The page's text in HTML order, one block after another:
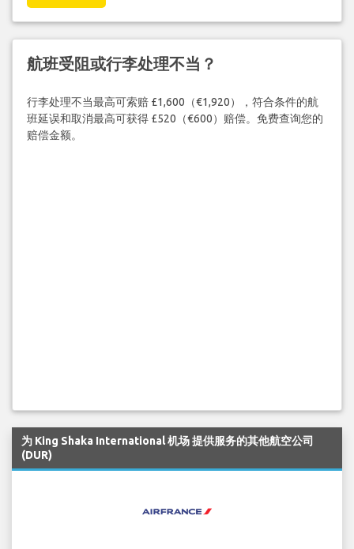
航班受阻或行李处理不当？
行李处理不当最高可索赔 £1,600（€1,920），符合条件的航
班延误和取消最高可获得 £520（€600）赔偿。免费查询您的
赔偿金额。
为 King Shaka International 机场 提供服务的其他航空公司
(DUR)